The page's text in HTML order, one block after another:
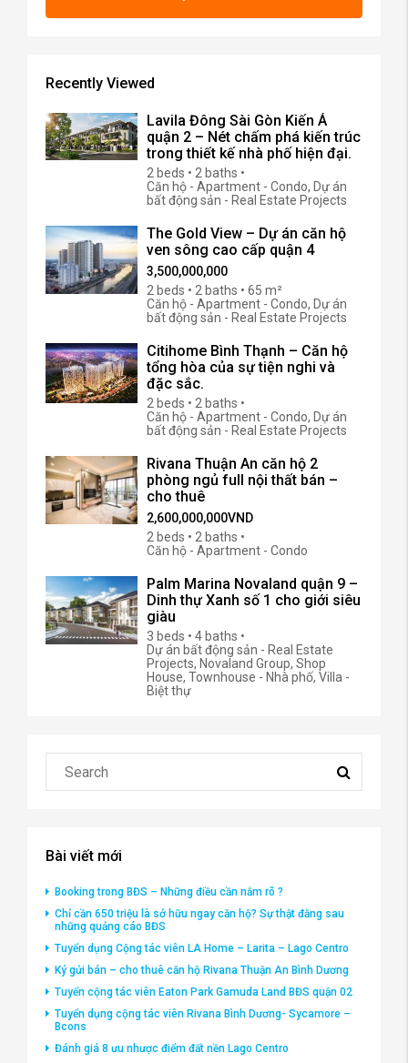
Recently Viewed
Lavila Đông Sài Gòn Kiến Á
quận 2 – Nét chấm phá kiến trúc
trong thiết kế nhà phố hiện đại.
2 beds • 2 baths •
Căn hộ - Apartment - Condo, Dự án
bất động sản - Real Estate Projects
The Gold View – Dự án căn hộ
ven sông cao cấp quận 4
3,500,000,000
2 beds • 2 baths • 65 m²
Căn hộ - Apartment - Condo, Dự án
bất động sản - Real Estate Projects
Citihome Bình Thạnh – Căn hộ
tổng hòa của sự tiện nghi và
đặc sắc.
2 beds • 2 baths •
Căn hộ - Apartment - Condo, Dự án
bất động sản - Real Estate Projects
Rivana Thuận An căn hộ 2
phòng ngủ full nội thất bán –
cho thuê
2,600,000,000VND
2 beds • 2 baths •
Căn hộ - Apartment - Condo
Palm Marina Novaland quận 9 –
Dinh thự Xanh số 1 cho giới siêu
giàu
3 beds • 4 baths •
Dự án bất động sản - Real Estate
Projects, Novaland Group, Shop
House, Townhouse - Nhà phố, Villa -
Biệt thự
Bài viết mới
Booking trong BĐS – Những điều cần nắm rõ ?
Chỉ cần 650 triệu là sở hữu ngay căn hộ? Sự thật đằng sau
những quảng cáo BĐS
Tuyển dụng Cộng tác viên LA Home – Larita – Lago Centro
Ký gửi bán – cho thuê căn hộ Rivana Thuận An Bình Dương
Tuyển cộng tác viên Eaton Park Gamuda Land BĐS quận 02
Tuyển dụng cộng tác viên Rivana Bình Dương- Sycamore –
Bcons
Đánh giá 8 ưu nhược điểm đất nền Lago Centro